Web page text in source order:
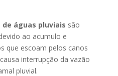
águas pluviais são
ao acumulo e
que escoam pelos canos
interrupção da vazão
pluvial.